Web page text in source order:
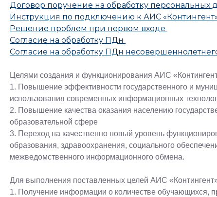
Договор поручение на обработку персональных
Инструкция по подключению к АИС
Решение проблем при первом входе
Согласие на обработку ПДн
Согласие на обработку ПДн
Целями создания и функционирования АИС
1. Повышение эффективности государственного и
использования современных информационных
2. Повышение качества оказания населению
образовательной сфере
3. Переход на качественно новый уровень
образования, здравоохранения, социального
межведомственного информационного обмена.
Для выполнения поставленных целей АИС
1. Получение информации о количестве обучающихся,